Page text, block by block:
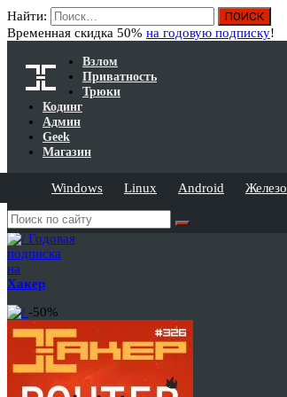
Найти:
Временная скидка 50% на годовую подписку!
Взлом
Приватность
Трюки
Кодинг
Админ
Geek
Магазин
Windows Linux Android Железо
Годовая
подписка
на
Хакер
-50%